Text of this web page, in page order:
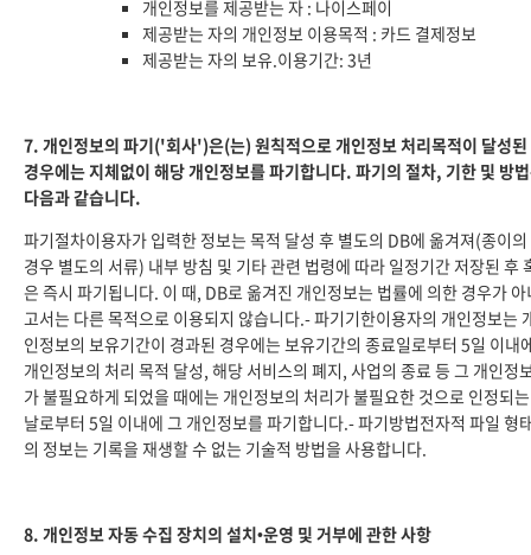
개인정보를 제공받는 자 : 나이스페이
제공받는 자의 개인정보 이용목적 : 카드 결제정보
제공받는 자의 보유.이용기간: 3년
7. 개인정보의 파기('회사')은(는) 원칙적으로 개인정보 처리목적이 달성된
경우에는 지체없이 해당 개인정보를 파기합니다. 파기의 절차, 기한 및 방
다음과 같습니다.
파기절차이용자가 입력한 정보는 목적 달성 후 별도의 DB에 옮겨져(종이의
경우 별도의 서류) 내부 방침 및 기타 관련 법령에 따라 일정기간 저장된 후
은 즉시 파기됩니다. 이 때, DB로 옮겨진 개인정보는 법률에 의한 경우가 아
고서는 다른 목적으로 이용되지 않습니다.- 파기기한이용자의 개인정보는
인정보의 보유기간이 경과된 경우에는 보유기간의 종료일로부터 5일 이내
개인정보의 처리 목적 달성, 해당 서비스의 폐지, 사업의 종료 등 그 개인정
가 불필요하게 되었을 때에는 개인정보의 처리가 불필요한 것으로 인정되는
날로부터 5일 이내에 그 개인정보를 파기합니다.- 파기방법전자적 파일 형
의 정보는 기록을 재생할 수 없는 기술적 방법을 사용합니다.
8. 개인정보 자동 수집 장치의 설치•운영 및 거부에 관한 사항